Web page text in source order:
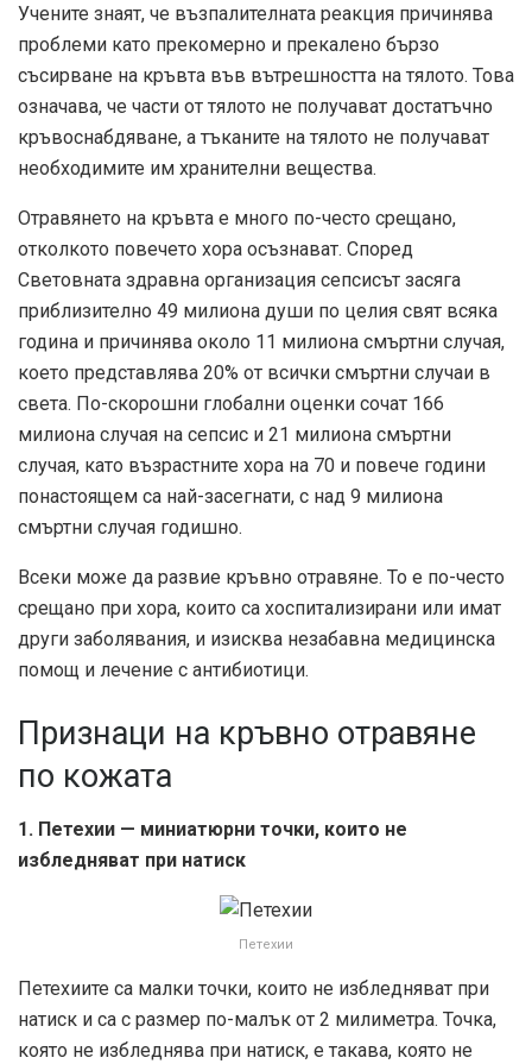
Учените знаят, че възпалителната реакция причинява
проблеми като прекомерно и прекалено бързо
съсирване на кръвта във вътрешността на тялото. Това
означава, че части от тялото не получават достатъчно
кръвоснабдяване, а тъканите на тялото не получават
необходимите им хранителни вещества.
Отравянето на кръвта е много по-често срещано,
отколкото повечето хора осъзнават. Според
Световната здравна организация сепсисът засяга
приблизително 49 милиона души по целия свят всяка
година и причинява около 11 милиона смъртни случая,
което представлява 20% от всички смъртни случаи в
света. По-скорошни глобални оценки сочат 166
милиона случая на сепсис и 21 милиона смъртни
случая, като възрастните хора на 70 и повече години
понастоящем са най-засегнати, с над 9 милиона
смъртни случая годишно.
Всеки може да развие кръвно отравяне. То е по-често
срещано при хора, които са хоспитализирани или имат
други заболявания, и изисква незабавна медицинска
помощ и лечение с антибиотици.
Признаци на кръвно отравяне
по кожата
1. Петехии — миниатюрни точки, които не
избледняват при натиск
Петехии
Петехиите са малки точки, които не избледняват при
натиск и са с размер по-малък от 2 милиметра. Точка,
която не избледнява при натиск, е такава, която не